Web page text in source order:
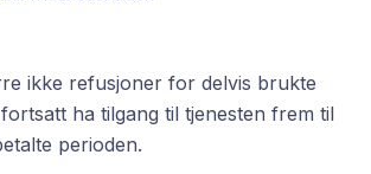
ikke refusjoner for delvis brukte
ha tilgang til tjenesten frem til
perioden.